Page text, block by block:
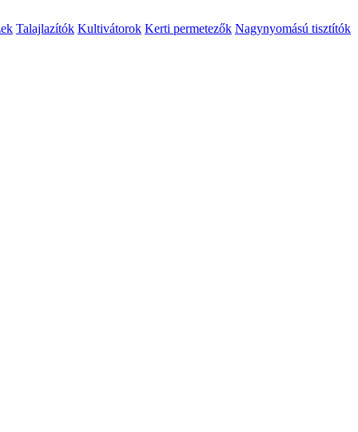
Talajlazítók Kultivátorok Kerti permetezők Nagynyomású tisztítók